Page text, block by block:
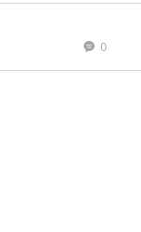
0